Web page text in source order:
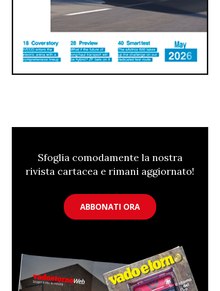
Sfoglia comodamente la nostra
rivista cartacea e rimani aggiornato!
ABBONATI ORA